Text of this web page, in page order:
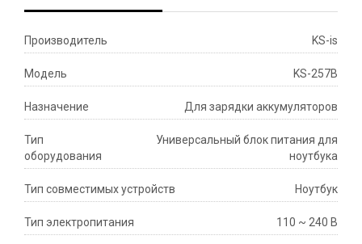
Производитель KS-is
Модель KS-257B
Назначение Для зарядки аккумуляторов
Тип
оборудования
Универсальный блок питания для
ноутбука
Тип совместимых устройств Ноутбук
Тип электропитания 110 ~ 240 В